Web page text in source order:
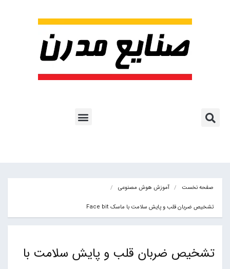
صفحه نخست آموزش هوش مصنوعی
تشخیص ضربان قلب و پایش سلامت با ماسک Face bit
تشخیص ضربان قلب و پایش سلامت با